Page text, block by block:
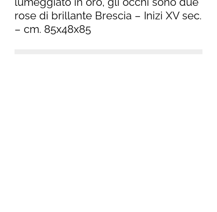
rose di brillante Brescia – Inizi XV sec.
– cm. 85x48x85